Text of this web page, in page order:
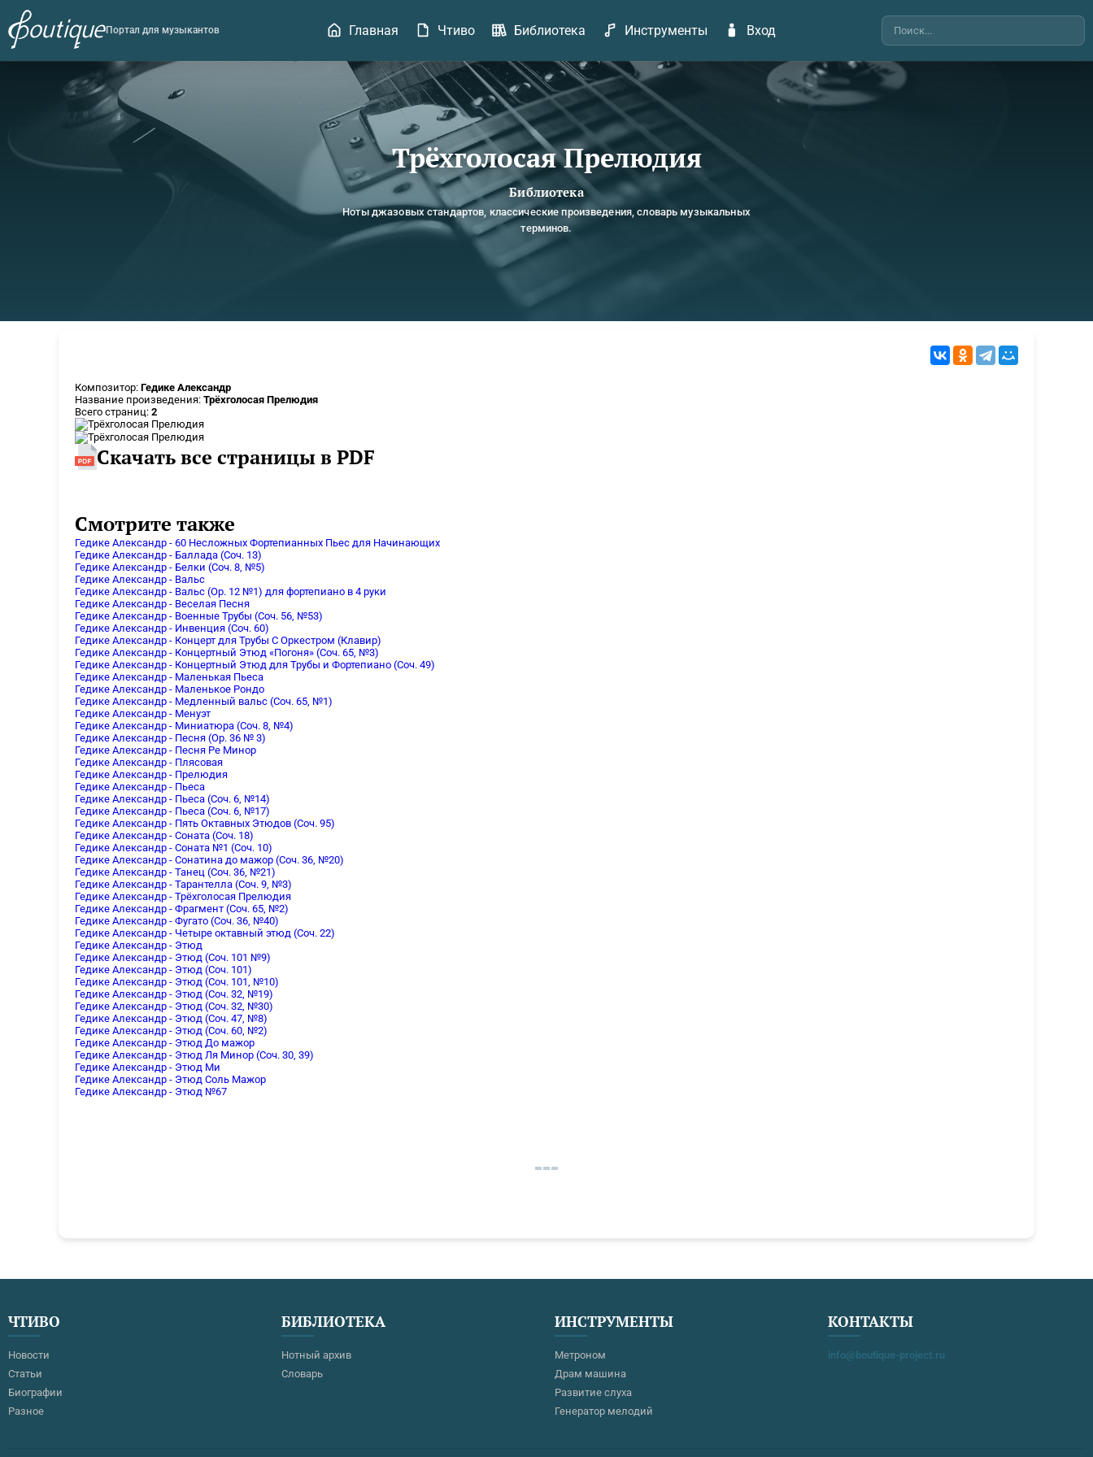
Портал для музыкантов Главная Чтиво Библиотека Инструменты Вход
Трёхголосая Прелюдия
Библиотека
Ноты джазовых стандартов, классические произведения, словарь музыкальных
терминов.
Композитор: Гедике Александр
Название произведения: Трёхголосая Прелюдия
Всего страниц: 2
Скачать все страницы в PDF
Смотрите также
Гедике Александр - 60 Несложных Фортепианных Пьес для Начинающих
Гедике Александр - Баллада (Соч. 13)
Гедике Александр - Белки (Соч. 8, №5)
Гедике Александр - Вальс
Гедике Александр - Вальс (Op. 12 №1) для фортепиано в 4 руки
Гедике Александр - Веселая Песня
Гедике Александр - Военные Трубы (Соч. 56, №53)
Гедике Александр - Инвенция (Соч. 60)
Гедике Александр - Концерт для Трубы С Оркестром (Клавир)
Гедике Александр - Концертный Этюд «Погоня» (Соч. 65, №3)
Гедике Александр - Концертный Этюд для Трубы и Фортепиано (Соч. 49)
Гедике Александр - Маленькая Пьеса
Гедике Александр - Маленькое Рондо
Гедике Александр - Медленный вальс (Соч. 65, №1)
Гедике Александр - Менуэт
Гедике Александр - Миниатюра (Соч. 8, №4)
Гедике Александр - Песня (Op. 36 № 3)
Гедике Александр - Песня Ре Минор
Гедике Александр - Плясовая
Гедике Александр - Прелюдия
Гедике Александр - Пьеса
Гедике Александр - Пьеса (Соч. 6, №14)
Гедике Александр - Пьеса (Соч. 6, №17)
Гедике Александр - Пять Октавных Этюдов (Соч. 95)
Гедике Александр - Соната (Соч. 18)
Гедике Александр - Соната №1 (Соч. 10)
Гедике Александр - Сонатина до мажор (Соч. 36, №20)
Гедике Александр - Танец (Соч. 36, №21)
Гедике Александр - Тарантелла (Соч. 9, №3)
Гедике Александр - Трёхголосая Прелюдия
Гедике Александр - Фрагмент (Соч. 65, №2)
Гедике Александр - Фугато (Соч. 36, №40)
Гедике Александр - Четыре октавный этюд (Соч. 22)
Гедике Александр - Этюд
Гедике Александр - Этюд (Соч. 101 №9)
Гедике Александр - Этюд (Соч. 101)
Гедике Александр - Этюд (Соч. 101, №10)
Гедике Александр - Этюд (Соч. 32, №19)
Гедике Александр - Этюд (Соч. 32, №30)
Гедике Александр - Этюд (Соч. 47, №8)
Гедике Александр - Этюд (Соч. 60, №2)
Гедике Александр - Этюд До мажор
Гедике Александр - Этюд Ля Минор (Соч. 30, 39)
Гедике Александр - Этюд Ми
Гедике Александр - Этюд Соль Мажор
Гедике Александр - Этюд №67
ЧТИВО
Новости
Статьи
Биографии
Разное
БИБЛИОТЕКА
Нотный архив
Словарь
ИНСТРУМЕНТЫ
Метроном
Драм машина
Развитие слуха
Генератор мелодий
КОНТАКТЫ
info@boutique-project.ru